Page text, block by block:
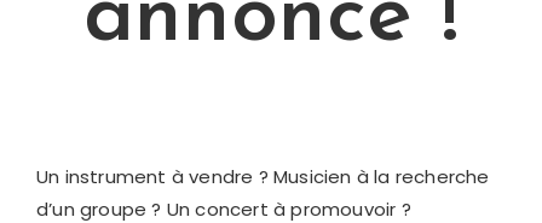
annonce !
Un instrument à vendre ? Musicien à la recherche
d’un groupe ? Un concert à promouvoir ?